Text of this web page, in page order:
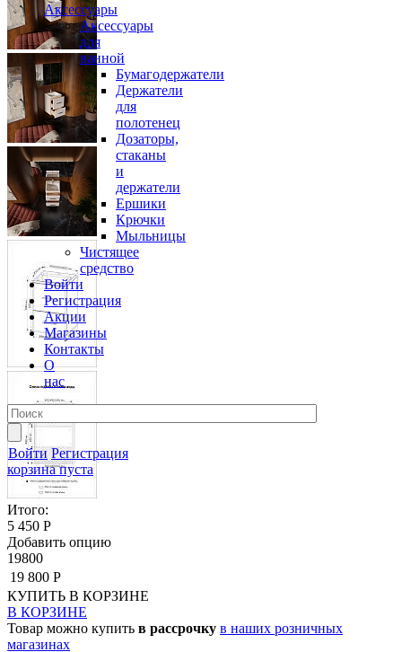
Аксессуары
Аксессуары
для
ванной
Бумагодержатели
Держатели
для
полотенец
Дозаторы,
стаканы
и
держатели
Ершики
Крючки
Мыльницы
Чистящее
средство
Войти
Регистрация
Акции
Магазины
Контакты
О
нас
Войти Регистрация
корзина пуста
Итого:
5 450 Р
Добавить опцию
19800
19 800 Р
КУПИТЬ В КОРЗИНЕ
В КОРЗИНЕ
Товар можно купить в рассрочку в наших розничных
магазинах